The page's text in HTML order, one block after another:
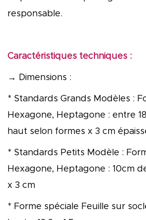
responsable.
Caractéristiques techniques :
→ Dimensions :
* Standards Grands Modèles :
Hexagone, Heptagone : entre
haut selon formes x 3 cm
* Standards Petits Modèle :
Hexagone, Heptagone : 10cm
x 3 cm
* Forme spéciale Feuille sur